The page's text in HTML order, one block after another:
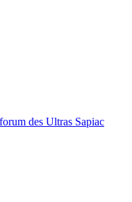
des Ultras Sapiac